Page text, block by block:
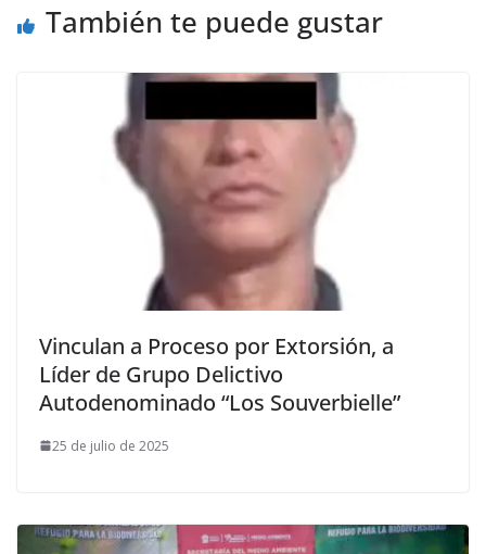
También te puede gustar
Vinculan a Proceso por Extorsión, a
Líder de Grupo Delictivo
Autodenominado “Los Souverbielle”
25 de julio de 2025